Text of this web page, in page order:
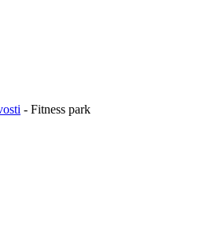
- Fitness park